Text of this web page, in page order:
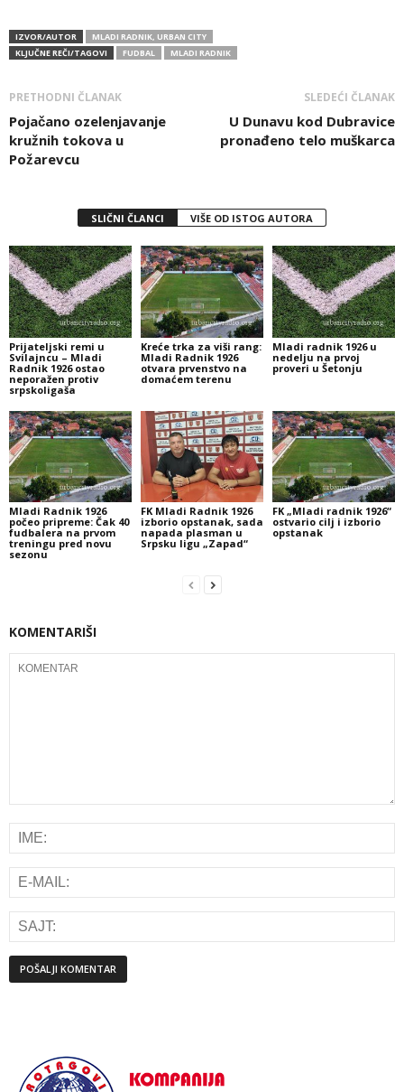
IZVOR/AUTOR
MLADI RADNIK, URBAN CITY
KLJUČNE REČI/TAGOVI
FUDBAL MLADI RADNIK
PRETHODNI ČLANAK
Pojačano ozelenjavanje
kružnih tokova u
Požarevcu
SLEDEĆI ČLANAK
U Dunavu kod Dubravice
pronađeno telo muškarca
SLIČNI ČLANCI VIŠE OD ISTOG AUTORA
Prijateljski remi u
Svilajncu – Mladi
Radnik 1926 ostao
neporažen protiv
srpskoligaša
Kreće trka za viši rang:
Mladi Radnik 1926
otvara prvenstvo na
domaćem terenu
Mladi radnik 1926 u
nedelju na prvoj
proveri u Šetonju
Mladi Radnik 1926
počeo pripreme: Čak 40
fudbalera na prvom
treningu pred novu
sezonu
FK Mladi Radnik 1926
izborio opstanak, sada
napada plasman u
Srpsku ligu „Zapad“
FK „Mladi radnik 1926“
ostvario cilj i izborio
opstanak
KOMENTARIŠI